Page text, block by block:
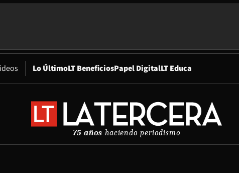
Lo ÚltimoLT BeneficiosPapel DigitalOpens in new window
LT Educa
75 años haciendo periodismo